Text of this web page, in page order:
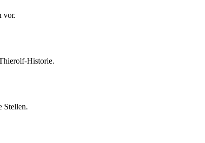
vor.
Historie.
Stellen.